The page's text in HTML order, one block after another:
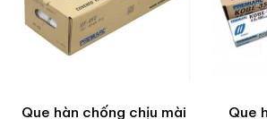
Que hàn chống chịu mài Que